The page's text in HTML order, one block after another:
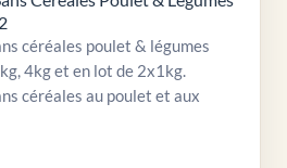
céréales poulet & légumes
4kg et en lot de 2x1kg.
céréales au poulet et aux